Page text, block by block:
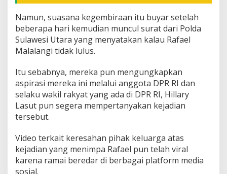
Namun, suasana kegembiraan itu buyar setelah
beberapa hari kemudian muncul surat dari Polda
Sulawesi Utara yang menyatakan kalau Rafael
Malalangi tidak lulus.
Itu sebabnya, mereka pun mengungkapkan
aspirasi mereka ini melalui anggota DPR RI dan
selaku wakil rakyat yang ada di DPR RI, Hillary
Lasut pun segera mempertanyakan kejadian
tersebut.
Video terkait keresahan pihak keluarga atas
kejadian yang menimpa Rafael pun telah viral
karena ramai beredar di berbagai platform media
sosial.